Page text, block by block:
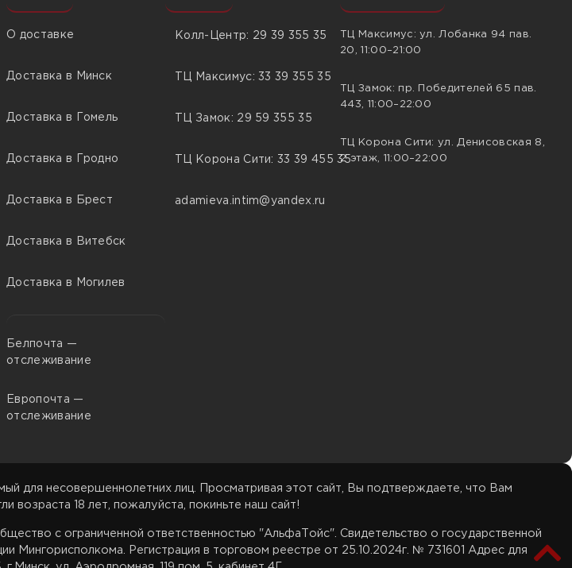
О доставке
Доставка в Минск
Доставка в Гомель
Доставка в Гродно
Доставка в Брест
Доставка в Витебск
Доставка в Могилев
Белпочта —
отслеживание
Европочта —
отслеживание
Колл-Центр: 29 39 355 35
ТЦ Максимус: 33 39 355 35
ТЦ Замок: 29 59 355 35
ТЦ Корона Сити: 33 39 455 35
adamieva.intim@yandex.ru
ТЦ Максимус: ул. Лобанка 94 пав.
20, 11:00–21:00
ТЦ Замок: пр. Победителей 65 пав.
443, 11:00–22:00
ТЦ Корона Сити: ул. Денисовская 8,
2 этаж, 11:00–22:00
для несовершеннолетних лиц. Просматривая этот сайт, Вы подтверждаете, что Вам
возраста 18 лет, пожалуйста, покиньте наш сайт!
с ограниченной ответственностью "АльфаТойс". Свидетельство о государственной
Мингорисполкома. Регистрация в торговом реестре от 25.10.2024г. № 731601 Адрес для